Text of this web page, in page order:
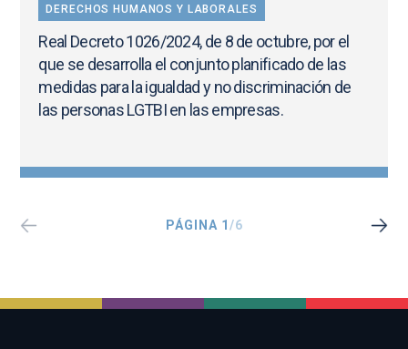
DERECHOS HUMANOS Y LABORALES
Real Decreto 1026/2024, de 8 de octubre, por el
que se desarrolla el conjunto planificado de las
medidas para la igualdad y no discriminación de
las personas LGTBI en las empresas.
PÁGINA 1 /6